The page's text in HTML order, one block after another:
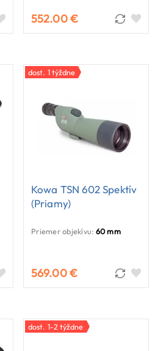
552.00 €
dost. 1 týždne
Kowa TSN 602 Spektív
(priamy)
Priemer objekívu: 60 mm
569.00 €
dost. 1-2 týždne